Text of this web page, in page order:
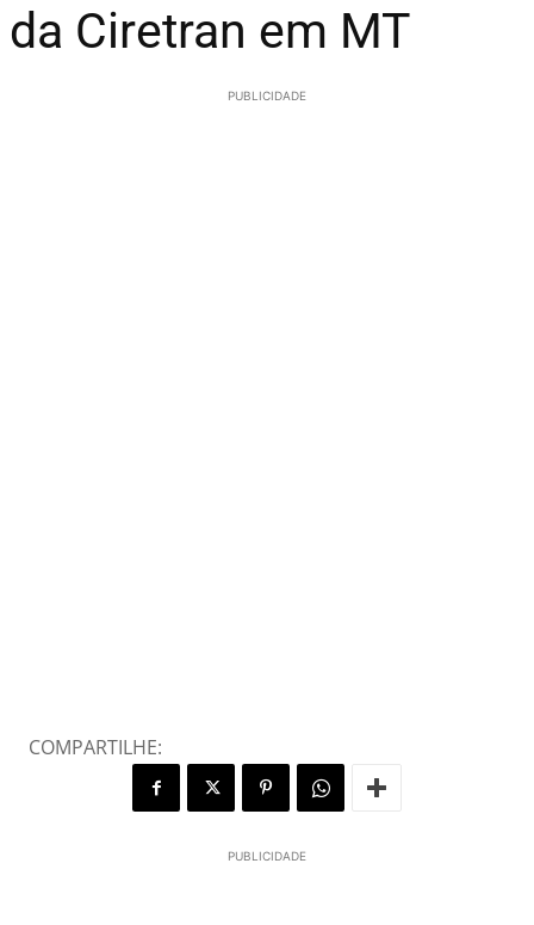
Ciretran em MT
PUBLICIDADE
COMPARTILHE:
PUBLICIDADE